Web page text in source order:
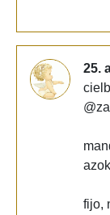
25.
fijo,